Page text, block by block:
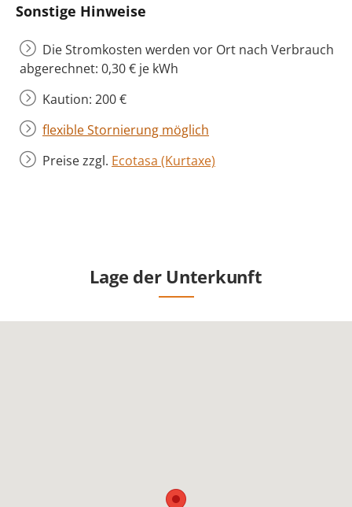
Sonstige Hinweise
Die Stromkosten werden vor Ort nach Verbrauch
abgerechnet: 0,30 € je kWh
Kaution: 200 €
flexible Stornierung möglich
Preise zzgl. Ecotasa (Kurtaxe)
Lage der Unterkunft